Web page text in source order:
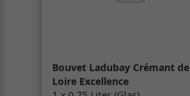
Bouvet Ladubay Crémant de
Loire Excellence